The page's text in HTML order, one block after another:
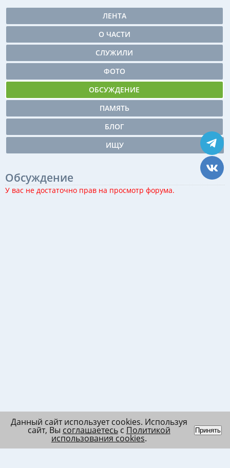
ЛЕНТА
О ЧАСТИ
СЛУЖИЛИ
ФОТО
ОБСУЖДЕНИЕ
ПАМЯТЬ
БЛОГ
ИЩУ
Обсуждение
У вас не достаточно прав на просмотр форума.
Данный сайт использует cookies. Используя
сайт, Вы соглашаетесьс Политикой
использования cookies.
Принять